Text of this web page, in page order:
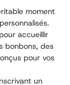
moment
accueillir
bonbons, des
pour vos
un